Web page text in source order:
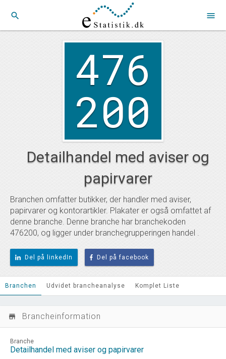
search menu
476
200
Detailhandel med aviser og
papirvarer
Branchen omfatter butikker, der handler med aviser,
papirvarer og kontorartikler. Plakater er også omfattet af
denne branche. Denne branche har branchekoden
476200, og ligger under branchegrupperingen handel .
Del på linkedIn Del på facebook
Branchen Udvidet brancheanalyse Komplet Liste
store_mall_directory Brancheinformation
Branche
Detailhandel med aviser og papirvarer